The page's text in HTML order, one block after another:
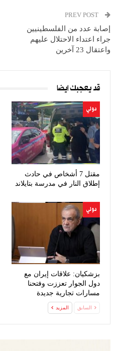
إصابة عدد من الفلسطينيين
جراء اعتداء الاحتلال عليهم
واعتقال 23 آخرين
قد يعجبك ايضا
دولي
مقتل 7 أشخاص في حادث
إطلاق النار في مدرسة بتايلاند
دولي
بزشكيان: علاقات إيران مع
دول الجوار تعززت وفتحنا
مسارات تجارية جديدة
السابق المزيد